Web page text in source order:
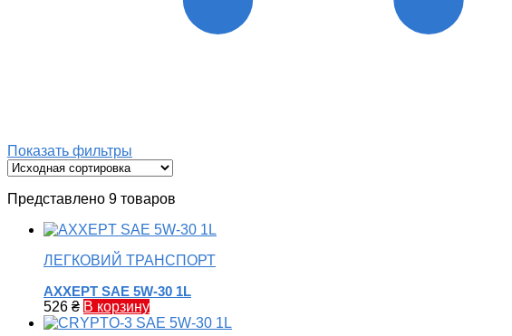
Показать фильтры
Представлено 9 товаров
ЛЕГКОВИЙ ТРАНСПОРТ
AXXEPT SAE 5W-30 1L
526 ₴ В корзину